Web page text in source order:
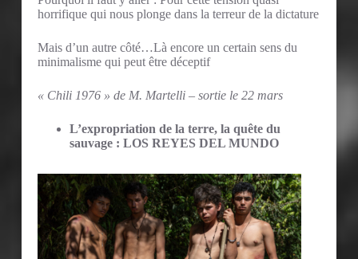
horrifique qui nous plonge dans la terreur de la dictature
Mais d’un autre côté…Là encore un certain sens du
minimalisme qui peut être déceptif
« Chili 1976 » de M. Martelli – sortie le 22 mars
L’expropriation de la terre, la quête du
sauvage : LOS REYES DEL MUNDO